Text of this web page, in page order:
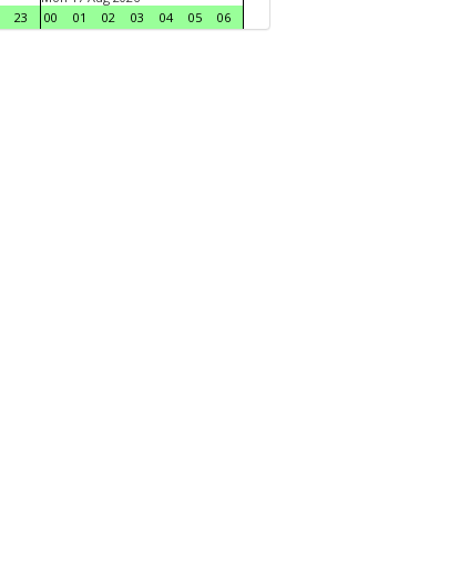
23
00
01 02 03 04 05 06